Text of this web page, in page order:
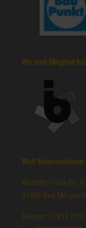
Wir sind Mitglied
Wolf
Wilhelm-Frank-Str.
97980 Bad
Telefon: 07931